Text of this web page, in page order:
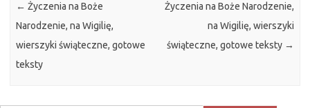
← Życzenia na Boże
Narodzenie, na Wigilię,
wierszyki świąteczne, gotowe
teksty
Życzenia na Boże Narodzenie,
na Wigilię, wierszyki
świąteczne, gotowe teksty →